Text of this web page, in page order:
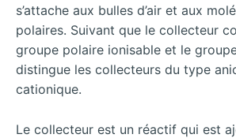
s’attache aux bulles d’air et aux
polaires. Suivant que le collecteur
groupe polaire ionisable et le
distingue les collecteurs du type
cationique.
Le collecteur est un réactif qui est